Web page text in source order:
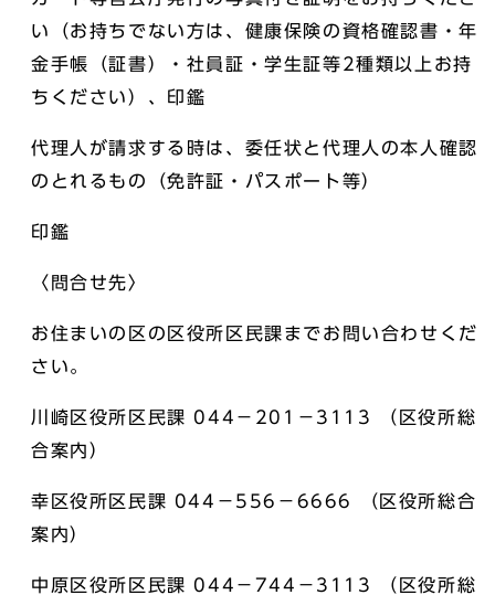
い（お持ちでない方は、健康保険の資格確認書・年
金手帳（証書）・社員証・学生証等2種類以上お持
ちください）、印鑑
代理人が請求する時は、委任状と代理人の本人確認
のとれるもの（免許証・パスポート等）
印鑑
〈問合せ先〉
お住まいの区の区役所区民課までお問い合わせくだ
さい。
川崎区役所区民課 044－201－3113 （区役所総
合案内）
幸区役所区民課 044－556－6666 （区役所総合
案内）
中原区役所区民課 044－744－3113 （区役所総